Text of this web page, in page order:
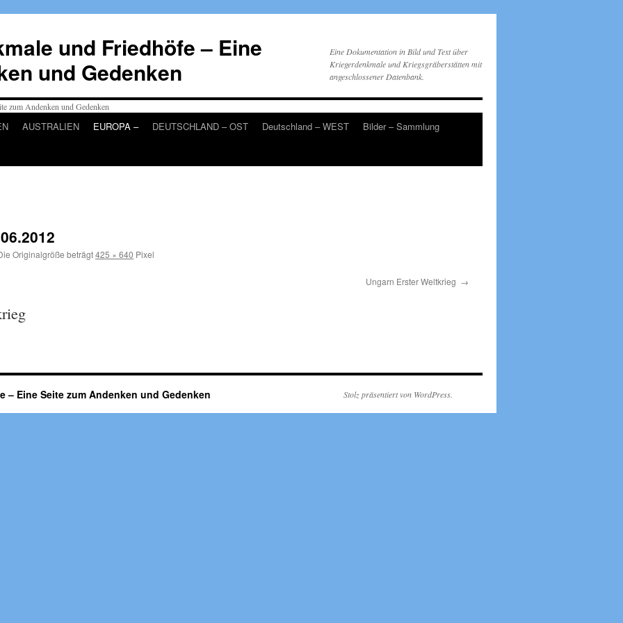
und Friedhöfe – Eine
und Gedenken
Eine Dokumentation in Bild und Text über
Kriegerdenkmale und Kriegsgräberstätten mit
angeschlossener Datenbank.
AUSTRALIEN EUROPA – DEUTSCHLAND – OST Deutschland – WEST
Bilder – Sammlung
Originalgröße beträgt425 × 640 Pixel
Ungarn Erster Weltkrieg
– Eine Seite zum Andenken und Gedenken Stolz präsentiert von WordPress.